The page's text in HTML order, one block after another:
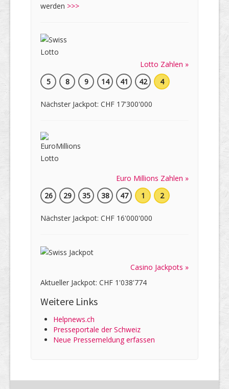
werden >>>
Lotto Zahlen »
5
8 9 14 41 42 4
Nächster Jackpot: CHF 17'300'000
Euro Millions Zahlen »
26
29 35 38 47 1 2
Nächster Jackpot: CHF 16'000'000
Casino Jackpots »
Aktueller Jackpot: CHF 1'038'774
Weitere Links
Helpnews.ch
Presseportale der Schweiz
Neue Pressemeldung erfassen